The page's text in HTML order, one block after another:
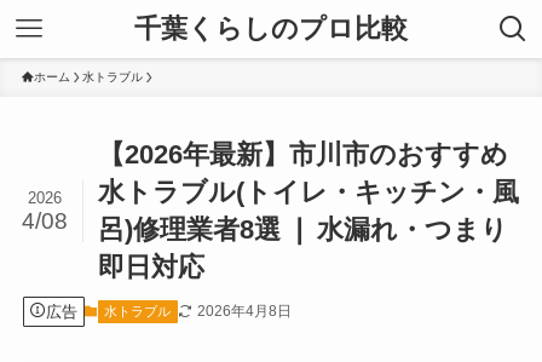
千葉くらしのプロ比較
ホーム 水トラブル
【2026年最新】市川市のおすすめ
水トラブル(トイレ・キッチン・風
呂)修理業者8選 ❘ 水漏れ・つまり
即日対応
2026
4/08
広告 水トラブル 2026年4月8日